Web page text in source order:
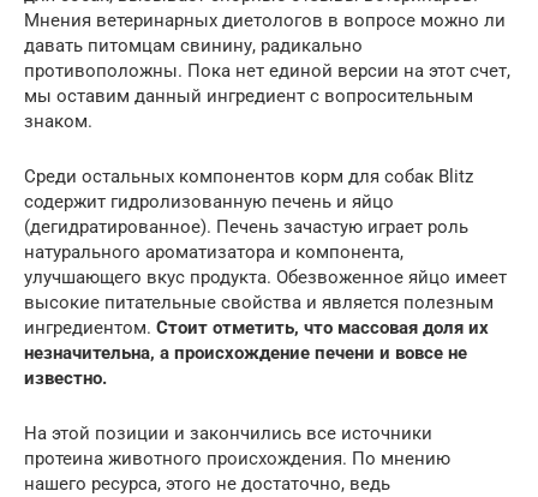
Мнения ветеринарных диетологов в вопросе можно ли
давать питомцам свинину, радикально
противоположны. Пока нет единой версии на этот счет,
мы оставим данный ингредиент с вопросительным
знаком.
Среди остальных компонентов корм для собак Blitz
содержит гидролизованную печень и яйцо
(дегидратированное). Печень зачастую играет роль
натурального ароматизатора и компонента,
улучшающего вкус продукта. Обезвоженное яйцо имеет
высокие питательные свойства и является полезным
ингредиентом. Стоит отметить, что массовая доля их
незначительна, а происхождение печени и вовсе не
известно.
На этой позиции и закончились все источники
протеина животного происхождения. По мнению
нашего ресурса, этого не достаточно, ведь